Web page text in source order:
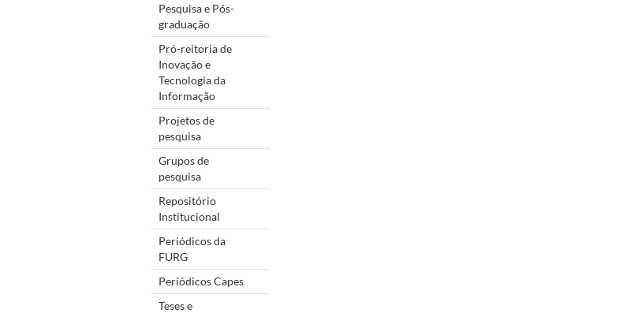
Pesquisa e Pós-
graduação
Pró-reitoria de
Inovação e
Tecnologia da
Informação
Projetos de
pesquisa
Grupos de
pesquisa
Repositório
Institucional
Periódicos da
FURG
Periódicos Capes
Teses e